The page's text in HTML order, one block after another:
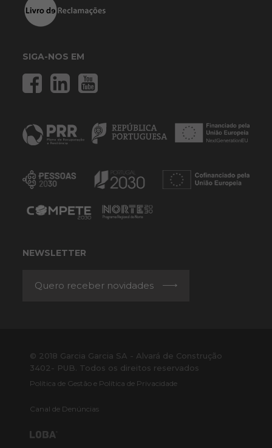
SIGA-NOS EM
NEWSLETTER
Quero receber novidades
© 2018 Garcia Garcia SA - Alvará de Construção
3402- PUB. Todos os direitos reservados
Política de Gestão e Política de Privacidade
Canal de Denúncias